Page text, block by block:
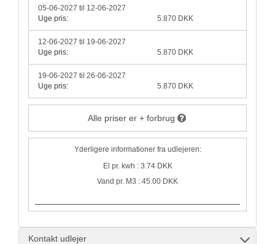
05-06-2027 til 12-06-2027
Uge pris:
5.870 DKK
12-06-2027 til 19-06-2027
Uge pris:
5.870 DKK
19-06-2027 til 26-06-2027
Uge pris:
5.870 DKK
Alle priser er + forbrug
Yderligere informationer fra udlejeren:
El pr. kwh : 3.74 DKK
Vand pr. M3 : 45.00 DKK
Kontakt udlejer